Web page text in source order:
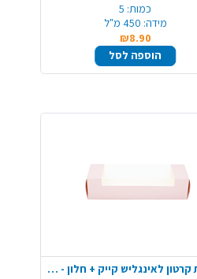
כמות: 5
מידה: 450 מ"ל
₪8.90
הוספה לסל
קופסת קרטון לאינגליש קייק + חלון - ורוד